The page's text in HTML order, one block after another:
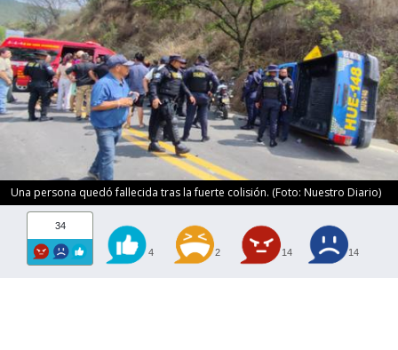
Una persona quedó fallecida tras la fuerte colisión. (Foto: Nuestro Diario)
34
4 2 14 14